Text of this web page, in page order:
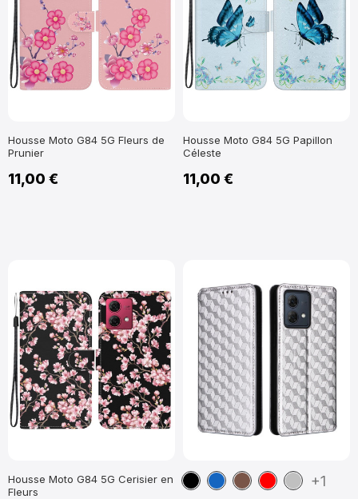
Housse Moto G84 5G Fleurs de
Prunier
11,00 €
Housse Moto G84 5G Papillon
Céleste
11,00 €
Housse Moto G84 5G Cerisier en
Fleurs
NoirBleuMarronRougeArgent
+1